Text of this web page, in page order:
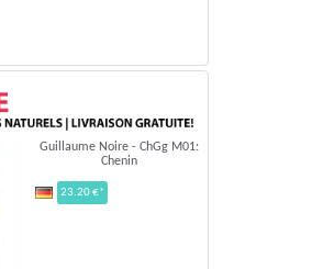
Guillaume Noire - ChGg M01:
Chenin
23.20 €*